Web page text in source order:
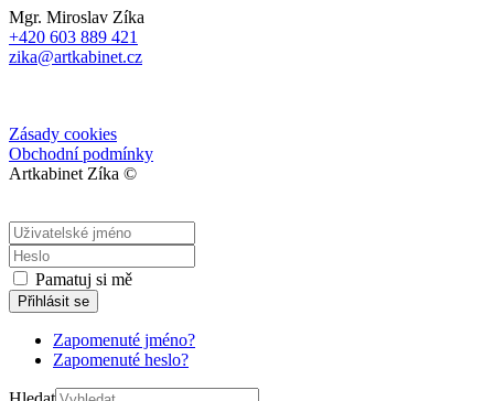
Mgr. Miroslav Zíka
+420 603 889 421
zika@artkabinet.cz
Zásady cookies
Obchodní podmínky
Artkabinet Zíka ©
Pamatuj si mě
Přihlásit se
Zapomenuté jméno?
Zapomenuté heslo?